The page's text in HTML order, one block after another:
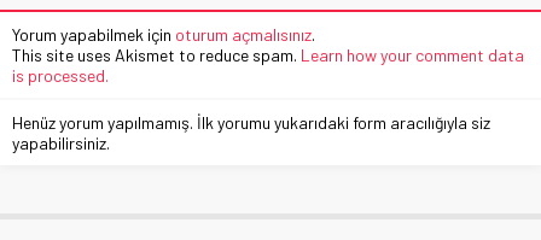
Yorum yapabilmek için oturum açmalısınız.
This site uses Akismet to reduce spam. Learn how your comment data
is processed.
Henüz yorum yapılmamış. İlk yorumu yukarıdaki form aracılığıyla siz
yapabilirsiniz.